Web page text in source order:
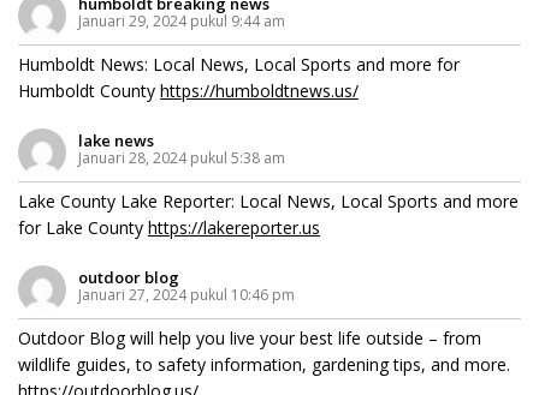
Januari 29, 2024 pukul 9:44 am
Humboldt News: Local News, Local Sports and more for
Humboldt County https://humboldtnews.us/
lake news
Januari 28, 2024 pukul 5:38 am
Lake County Lake Reporter: Local News, Local Sports and more
for Lake County https://lakereporter.us
outdoor blog
Januari 27, 2024 pukul 10:46 pm
Outdoor Blog will help you live your best life outside – from
wildlife guides, to safety information, gardening tips, and more.